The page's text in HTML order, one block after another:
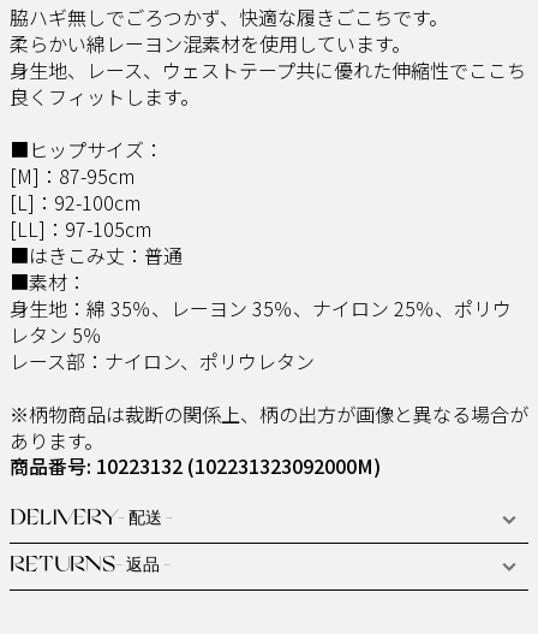
脇ハギ無しでごろつかず、快適な履きごこちです。
柔らかい綿レーヨン混素材を使用しています。
身生地、レース、ウェストテープ共に優れた伸縮性でここち
良くフィットします。
■ヒップサイズ：
[M]：87-95cm
[L]：92-100cm
[LL]：97-105cm
■はきこみ丈：普通
■素材：
身生地：綿 35％、レーヨン 35％、ナイロン 25％、ポリウ
レタン 5％
レース部：ナイロン、ポリウレタン
※柄物商品は裁断の関係上、柄の出方が画像と異なる場合が
あります。
商品番号: 10223132 (102231323092000M)
DELIVERY- 配送 -
RETURNS- 返品 -